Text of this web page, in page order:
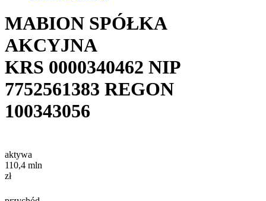
MABION SPÓŁKA
AKCYJNA
KRS 0000340462 NIP
7752561383 REGON
100343056
aktywa
110,4 mln
zł